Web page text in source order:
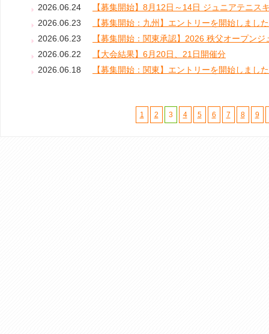
2026.06.24
【募集開始】8月12日～14日 ジュニアテニス
2026.06.23
【募集開始：九州】エントリーを開始しました
2026.06.23
【募集開始：関東承認】2026 秩父オープン
2026.06.22
【大会結果】6月20日、21日開催分
2026.06.18
【募集開始：関東】エントリーを開始しました
1 2 3 4 5 6 7 8 9